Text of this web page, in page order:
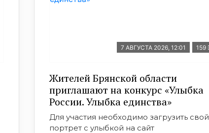
7 АВГУСТА 2026, 12:01 159
Жителей Брянской области
приглашают на конкурс «Улыбка
России. Улыбка единства»
Для участия необходимо загрузить свой
портрет с улыбкой на сайт